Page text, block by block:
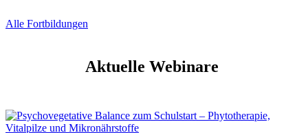
Alle Fortbildungen
Aktuelle Webinare